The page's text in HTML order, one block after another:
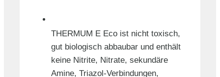
THERMUM E Eco ist nicht toxisch,
gut biologisch abbaubar und enthält
keine Nitrite, Nitrate, sekundäre
Amine, Triazol-Verbindungen,